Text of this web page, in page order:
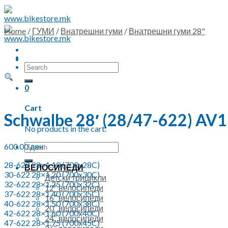
Skip
to
content
Search
for:
0
Cart
No products in the cart.
Search
for:
ВЕЛОСИПЕДИ
Детски трицикли
12″ велосипеди
16″ велосипеди
20″ велосипеди
24″ велосипеди
Home / ГУМИ / Внатрешни гуми / Внатрешни гуми 28"
Schwalbe 28′ (28/47-622)
600.00ден
28-622 28×1.10 (700x28C)
30-622 28×1.20 (700x30C)
32-622 28×1.25 (700x32C)
37-622 28×1.40 (700x35C)
40-622 28×1.50 (700x38C)
42-622 28×1.60 (700x40C)
47-622 28×1.75 (700x45C)